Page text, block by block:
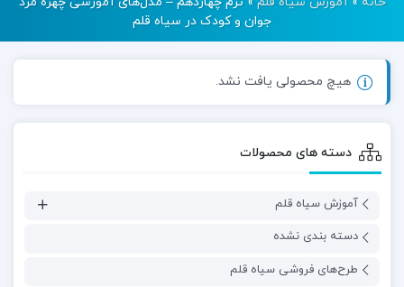
جوان و کودک در سیاه قلم
هیچ محصولی یافت نشد.
دسته های محصولات
آموزش سیاه قلم
دسته بندی نشده
طرح‌های فروشی سیاه قلم